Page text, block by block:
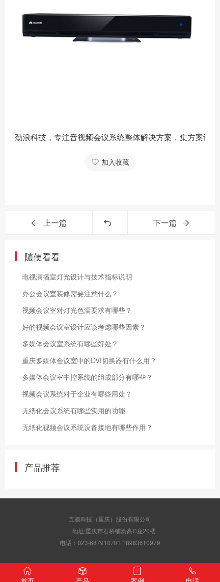
加入收藏
上一篇 下一篇
随便看看
电视演播室灯光设计与技术指标说明
办公会议室装修需要注意什么？
视频会议室对灯光色温要求有哪些？
好的视频会议室设计应该考虑哪些因素？
多媒体会议室系统有哪些好处？
重庆多媒体会议室中的DVI切换器有什么用？
多媒体会议室中控系统的组成部分有哪些？
视频会议系统对于企业有哪些用处？
无纸化会议系统有哪些实用的功能
无纸化视频会议系统设备接地有哪些作用？
产品推荐
五极科技（重庆）股份有限公司
地址:重庆市石桥铺渝高C座20楼
电话：023-687910701 18983610979